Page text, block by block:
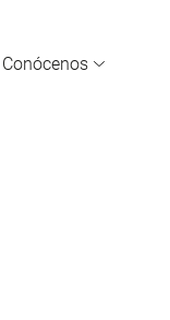
Conócenos